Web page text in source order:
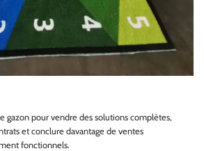
gazon pour vendre des solutions complètes,
et conclure davantage de ventes
fonctionnels.